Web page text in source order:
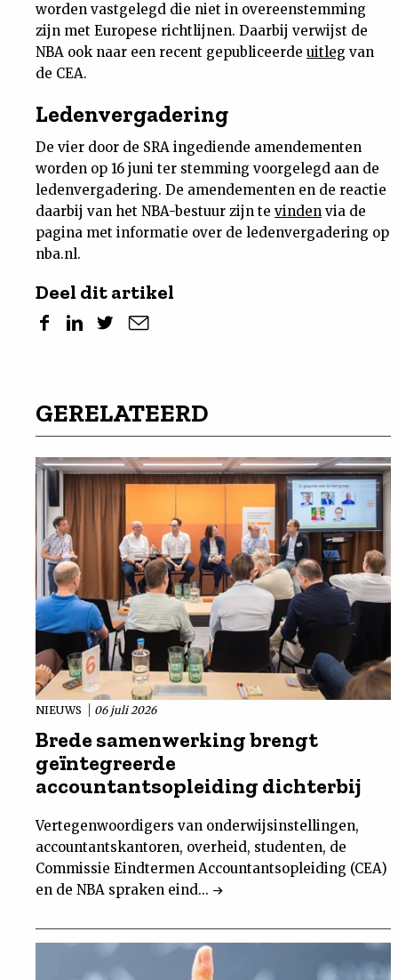
worden vastgelegd die niet in overeenstemming
zijn met Europese richtlijnen. Daarbij verwijst de
NBA ook naar een recent gepubliceerde uitleg van
de CEA.
Ledenvergadering
De vier door de SRA ingediende amendementen
worden op 16 juni ter stemming voorgelegd aan de
ledenvergadering. De amendementen en de reactie
daarbij van het NBA-bestuur zijn te vinden via de
pagina met informatie over de ledenvergadering op
nba.nl.
Deel dit artikel
GERELATEERD
NIEUWS 06 juli 2026
Brede samenwerking brengt
geïntegreerde
accountantsopleiding dichterbij
Vertegenwoordigers van onderwijsinstellingen,
accountantskantoren, overheid, studenten, de
Commissie Eindtermen Accountantsopleiding (CEA)
en de NBA spraken eind...